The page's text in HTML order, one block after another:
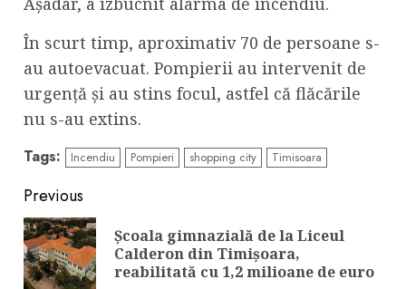
În scurt timp, aproximativ 70 de persoane s-
au autoevacuat. Pompierii au intervenit de
urgență și au stins focul, astfel că flăcările
nu s-au extins.
Tags: Incendiu Pompieri shopping city Timisoara
Continue
Reading
Previous
Școala gimnazială de la Liceul
Calderon din Timișoara,
reabilitată cu 1,2 milioane de euro